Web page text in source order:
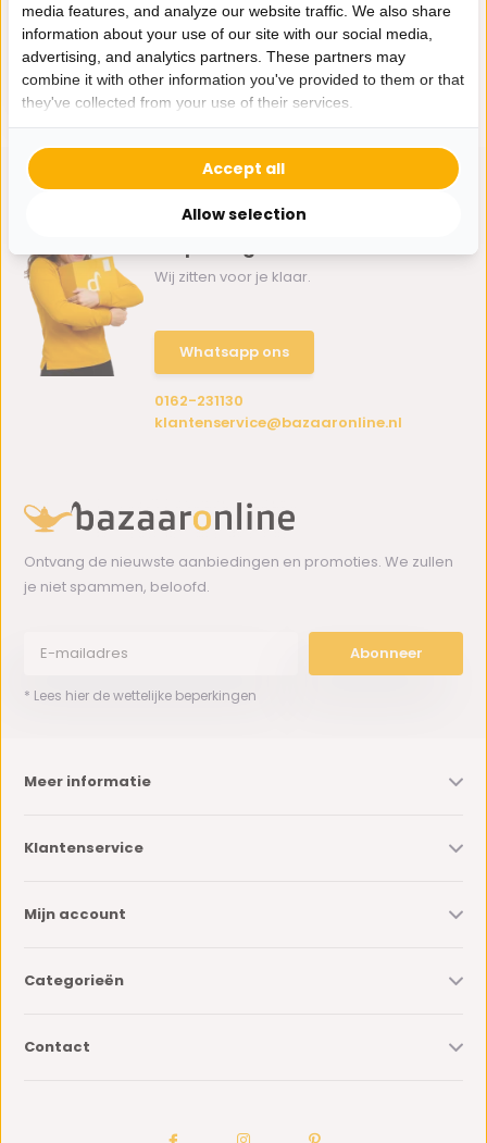
Vloerkleed Cleanser
- Reiniger
17,95
Wij zitten voor je klaar.
Whatsapp ons
0162-231130
klantenservice@bazaaronline.nl
Ontvang de nieuwste aanbiedingen en promoties. We zullen
je niet spammen, beloofd.
Abonneer
* Lees hier de wettelijke beperkingen
Meer informatie
Klantenservice
Mijn account
Categorieën
Contact
media features, and analyze our website traffic. We also share
information about your use of our site with our social media,
advertising, and analytics partners. These partners may
combine it with other information you've provided to them or that
they've collected from your use of their services.
Allow selection
Accept all